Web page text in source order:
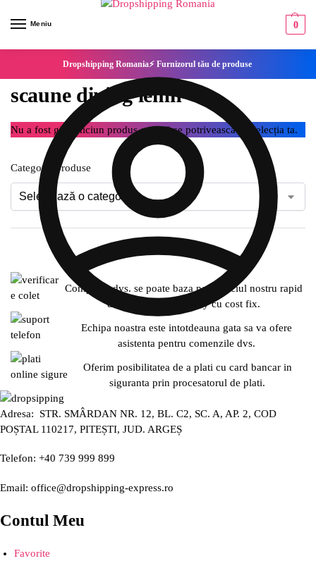
Meniu 0
Dropshipping Romania⚡ Furnizorul tău de produse
scaune dining lemn
Nu a fost găsit niciun produs care să se potrivească cu selecția ta.
Categorie produse
Compania dvs. se poate baza pe serviciul nostru rapid
de expediere SameDay cu cost fix.
Echipa noastra este intotdeauna gata sa va ofere
asistenta pentru comenzile dvs.
Oferim posibilitatea de a plati cu card bancar in
siguranta prin procesatorul de plati.
Adresa: STR. SMÂRDAN NR. 12, BL. C2, SC. A, AP. 2, COD
POȘTAL 110217, PITEȘTI, JUD. ARGEȘ
Telefon: +40 739 999 899
Email: office@dropshipping-express.ro
Contul Meu
Favorite